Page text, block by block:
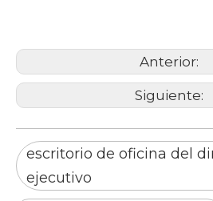
Anterior:
Siguiente:
escritorio de oficina del
ejecutivo